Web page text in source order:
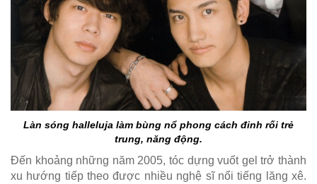
Làn sóng halleluja làm bùng nổ phong cách đinh rối trẻ
trung, năng động.
Đến khoảng những năm 2005, tóc dựng vuốt gel trở thành
xu hướng tiếp theo được nhiều nghệ sĩ nổi tiếng lăng xê.